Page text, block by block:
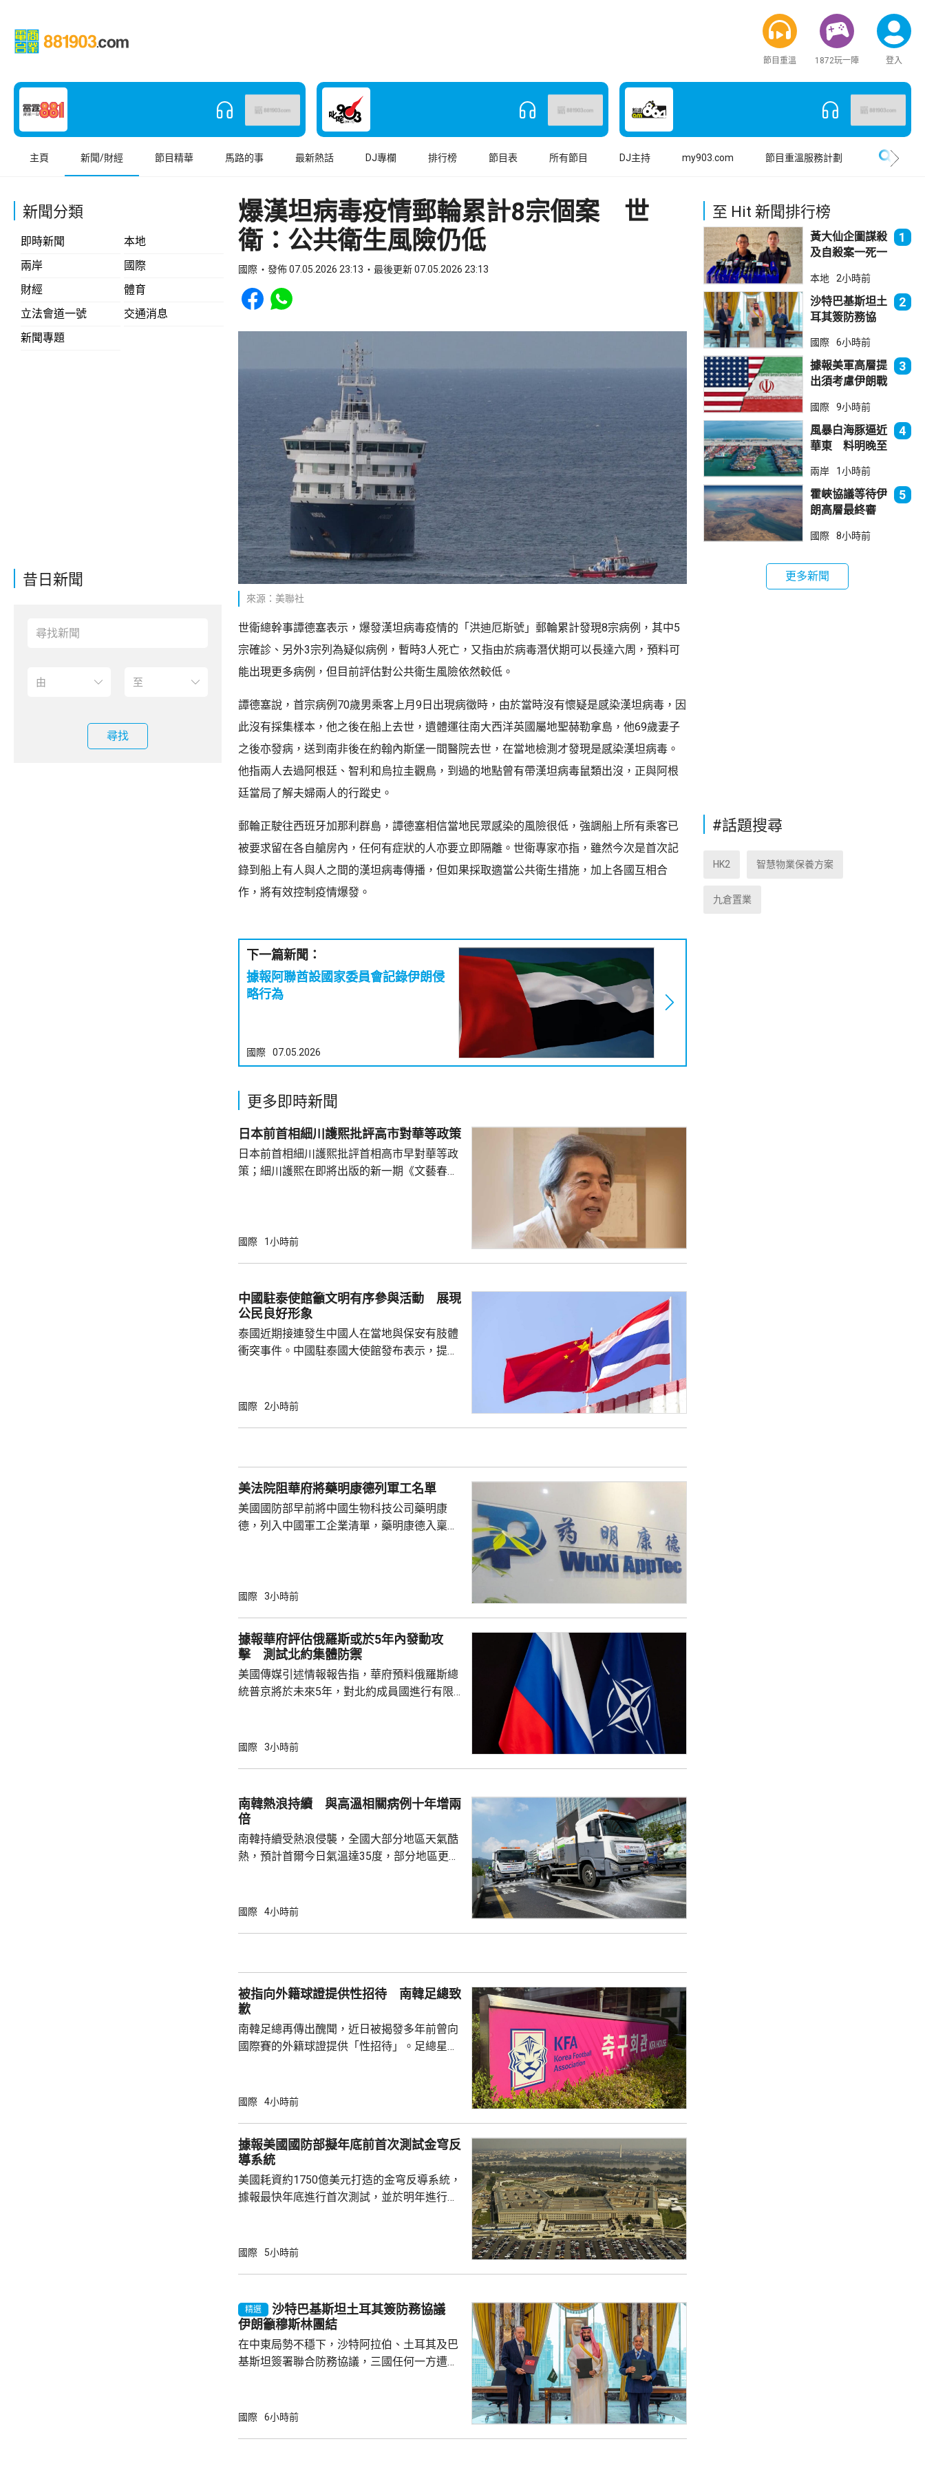
節目重溫 1872玩一陣 登入
主頁 新聞/財經 節目精華 馬路的事 最新熱話 DJ專欄 排行榜 節目表 所有節目 DJ主持 my903.com 節目重溫服務計劃
新聞分類
即時新聞
本地
兩岸
國際
財經
體育
立法會道一號
交通消息
新聞專題
昔日新聞
尋找
爆漢坦病毒疫情郵輪累計8宗個案 世
衛：公共衛生風險仍低
國際 發佈 07.05.2026 23:13 最後更新 07.05.2026 23:13
Share to Facebook
Share to WhatsApp
來源：美聯社
世衛總幹事譚德塞表示，爆發漢坦病毒疫情的「洪迪厄斯號」郵輪累計發現8宗病例，其中5
宗確診、另外3宗列為疑似病例，暫時3人死亡，又指由於病毒潛伏期可以長達六周，預料可
能出現更多病例，但目前評估對公共衛生風險依然較低。
譚德塞說，首宗病例70歲男乘客上月9日出現病徵時，由於當時沒有懷疑是感染漢坦病毒，因
此沒有採集樣本，他之後在船上去世，遺體運往南大西洋英國屬地聖赫勒拿島，他69歲妻子
之後亦發病，送到南非後在約翰內斯堡一間醫院去世，在當地檢測才發現是感染漢坦病毒。
他指兩人去過阿根廷、智利和烏拉圭觀鳥，到過的地點曾有帶漢坦病毒鼠類出沒，正與阿根
廷當局了解夫婦兩人的行蹤史。
郵輪正駛往西班牙加那利群島，譚德塞相信當地民眾感染的風險很低，強調船上所有乘客已
被要求留在各自艙房內，任何有症狀的人亦要立即隔離。世衛專家亦指，雖然今次是首次記
錄到船上有人與人之間的漢坦病毒傳播，但如果採取適當公共衛生措施，加上各國互相合
作，將有效控制疫情爆發。
下一篇新聞：
據報阿聯酋設國家委員會記錄伊朗侵
略行為
國際 07.05.2026
更多即時新聞
日本前首相細川護熙批評高市對華等政策
日本前首相細川護熙批評首相高市早對華等政
策；細川護熙在即將出版的新一期《文藝春
施，打破僵局，難免被批評是不負責任。他認
方面，看不出有什麼戰略。 對於上月國會通過
修改後的新版《皇室典範》，細川批評是執...
國際 1小時前
中國駐泰使館籲文明有序參與活動 展現
公民良好形象
泰國近期接連發生中國人在當地與保安有肢體
衝突事件。中國駐泰國大使館發布表示，提醒
定，文明旅遊、禮貌待人，展現中國公民良好
場、拍攝、攜帶物品等要求，如發生糾紛或合
法權益受到侵害，應保持冷靜，依法理性維...
國際 2小時前
美法院阻華府將藥明康德列軍工名單
美國國防部早前將中國生物科技公司藥明康
德，列入中國軍工企業清單，藥明康德入稟法
決表示歡迎，認為此舉減輕公司被列入名單所
後，事實終將不辯自明。 美國國防部6月將阿
里巴巴、百度及比亞迪等中國企業，列為支援
中國軍方的實體，多間被列入名單的公司事...
國際 3小時前
據報華府評估俄羅斯或於5年內發動攻
擊 測試北約集體防禦
美國傳媒引述情報報告指，華府預料俄羅斯總
統普京將於未來5年，對北約成員國進行有限
性，包括網絡攻擊或小規模入侵等，最有可能
地結束烏克蘭戰事的方式，便可能會升級對北
約的衝突。 北約拒絕置評，只表示一直評估不
同情況，準備好在必要時作出防衛和威...
國際 3小時前
南韓熱浪持續 與高溫相關病例十年增兩
倍
南韓持續受熱浪侵襲，全國大部分地區天氣酷
熱，預計首爾今日氣溫達35度，部分地區更高
天氣。 高溫天氣可能引致健康問題。南韓當局
落，但仍有638宗。與高溫天氣有關的死亡病
例亦有所增加，...
國際 4小時前
被指向外籍球證提供性招待 南韓足總致
歉
南韓足總再傳出醜聞，近日被揭發多年前曾向
國際賽的外籍球證提供「性招待」。足總星期
革，保證加強組織內部的透明度和誠信，以滿
月至翌年3月期間，曾在首爾、蔚山等地的風
俗場所，向十多名外籍球證提供「性招待」，
每人涉及的費用由數十萬至近百萬韓...
國際 4小時前
據報美國國防部擬年底前首次測試金穹反
導系統
美國耗資約1750億美元打造的金穹反導系統，
據報最快年底進行首次測試，並於明年進行飛
年進行兩次飛行測試，將攔截器發射到空中目
行篩選。消息人士指，如果年底前順利完成地
面測試，政府會向相關公司支付6000萬美元，
國際 5小時前
精選
沙特巴基斯坦土耳其簽防務協議
伊朗籲穆斯林團結
在中東局勢不穩下，沙特阿拉伯、土耳其及巴
基斯坦簽署聯合防務協議，三國任何一方遭受
伊朗支持的也門胡塞武裝攻擊。有沙特官員表
國際 6小時前
至 Hit 新聞排行榜
黃大仙企圖謀殺
及自殺案一死一
1
本地 2小時前
沙特巴基斯坦土
耳其簽防務協
林團結
2
國際 6小時前
據報美軍高層提
出須考慮伊朗戰
3
國際 9小時前
風暴白海豚逼近
華東 料明晚至
帶
4
兩岸 1小時前
霍峽協議等待伊
朗高層最終審
航道後解除封鎖
5
國際 8小時前
更多新聞
#話題搜尋
HK2 智慧物業保養方案
九倉置業